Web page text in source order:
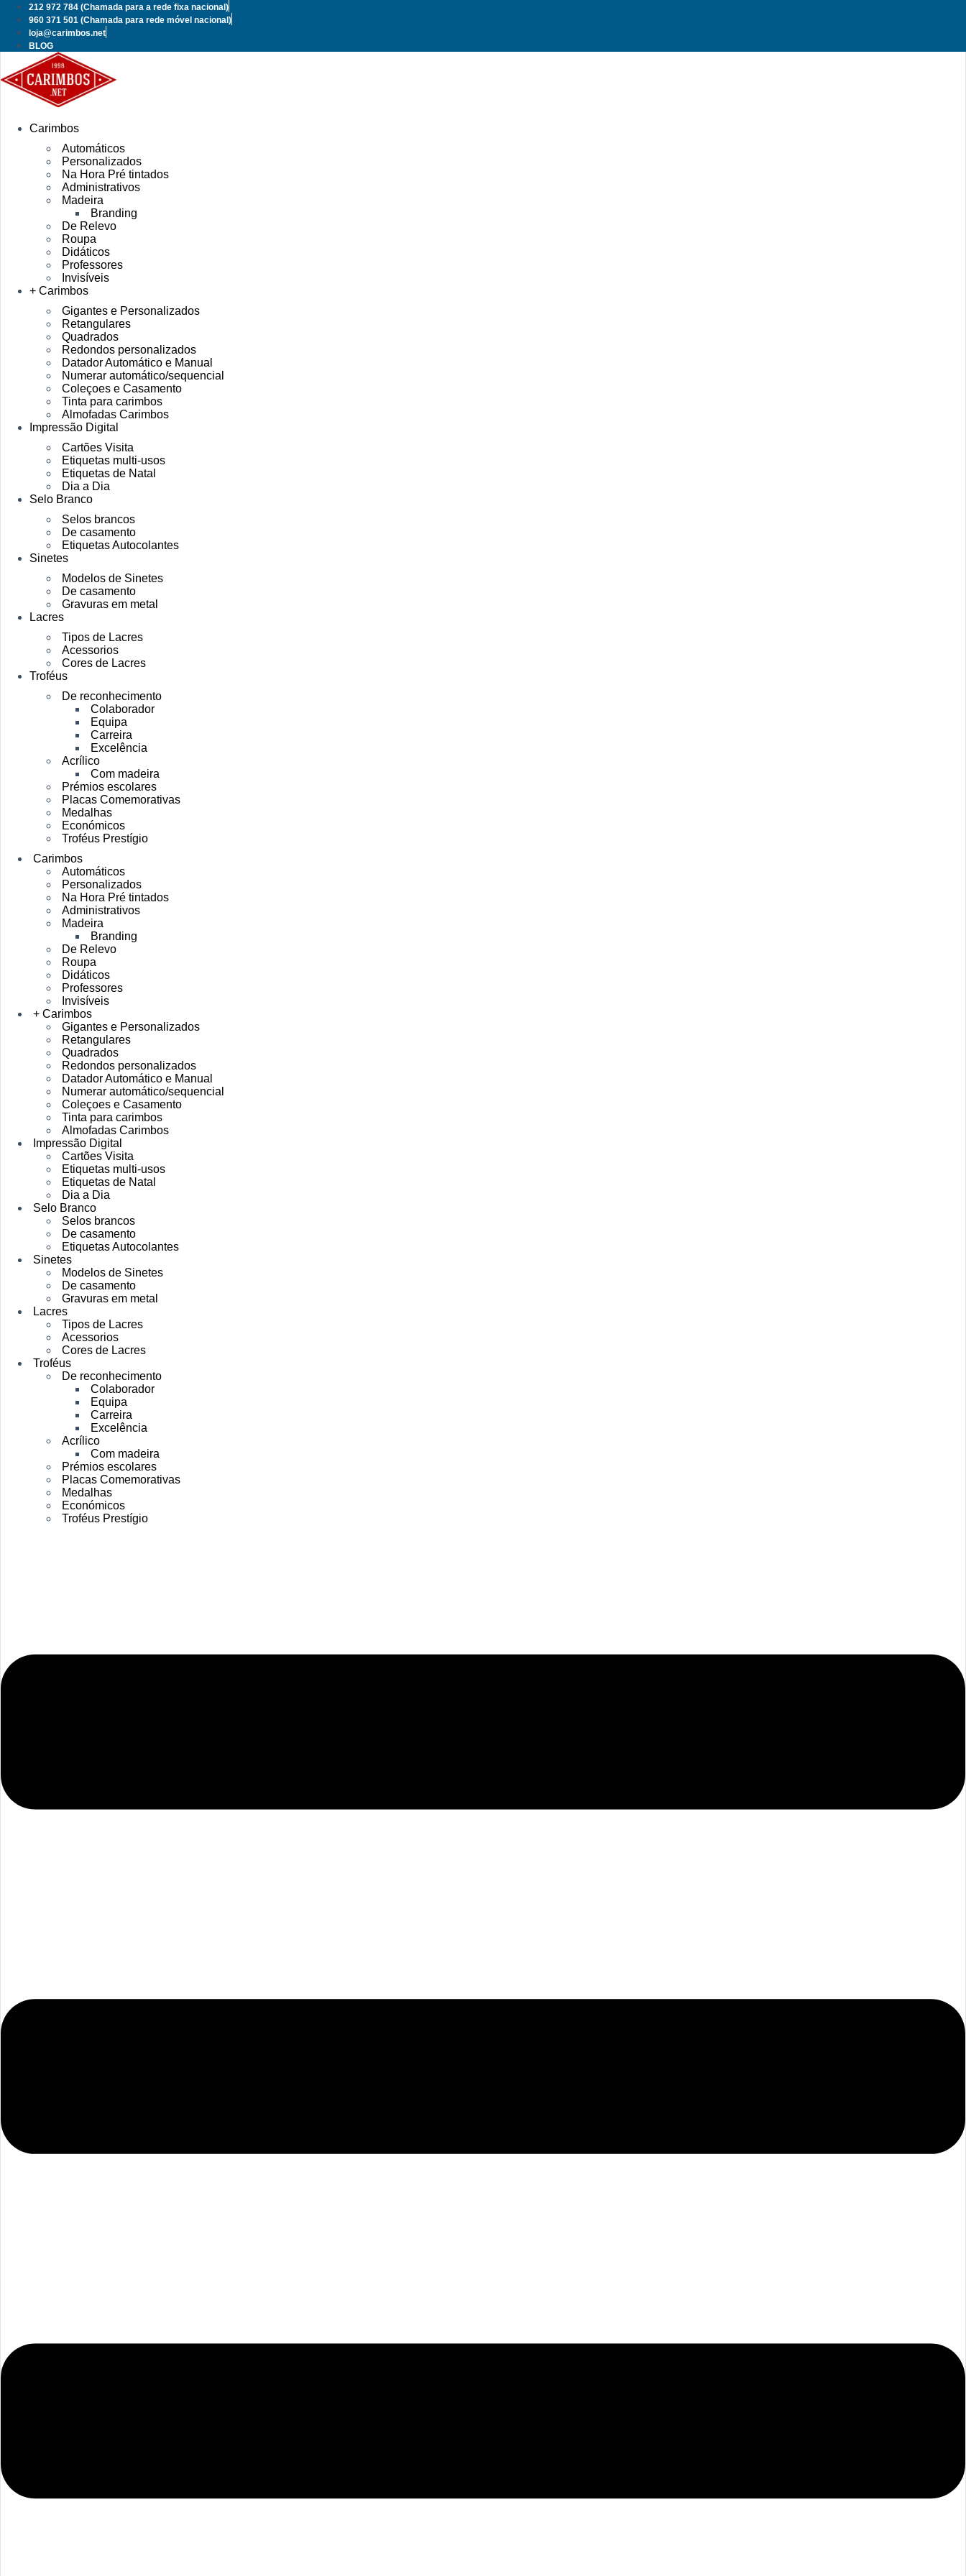
Pular
para
conteúdo
212 972 784 (Chamada para a rede fixa nacional)
960 371 501 (Chamada para rede móvel nacional)
loja@carimbos.net
BLOG
Carimbos
Automáticos
Personalizados
Na Hora Pré tintados
Administrativos
Madeira
Branding
De Relevo
Roupa
Didáticos
Professores
Invisíveis
+ Carimbos
Gigantes e Personalizados
Retangulares
Quadrados
Redondos personalizados
Datador Automático e Manual
Numerar automático/sequencial
Coleçoes e Casamento
Tinta para carimbos
Almofadas Carimbos
Impressão Digital
Cartões Visita
Etiquetas multi-usos
Etiquetas de Natal
Dia a Dia
Selo Branco
Selos brancos
De casamento
Etiquetas Autocolantes
Sinetes
Modelos de Sinetes
De casamento
Gravuras em metal
Lacres
Tipos de Lacres
Acessorios
Cores de Lacres
Troféus
De reconhecimento
Colaborador
Equipa
Carreira
Excelência
Acrílico
Com madeira
Prémios escolares
Placas Comemorativas
Medalhas
Económicos
Troféus Prestígio
Carimbos
Automáticos
Personalizados
Na Hora Pré tintados
Administrativos
Madeira
Branding
De Relevo
Roupa
Didáticos
Professores
Invisíveis
+ Carimbos
Gigantes e Personalizados
Retangulares
Quadrados
Redondos personalizados
Datador Automático e Manual
Numerar automático/sequencial
Coleçoes e Casamento
Tinta para carimbos
Almofadas Carimbos
Impressão Digital
Cartões Visita
Etiquetas multi-usos
Etiquetas de Natal
Dia a Dia
Selo Branco
Selos brancos
De casamento
Etiquetas Autocolantes
Sinetes
Modelos de Sinetes
De casamento
Gravuras em metal
Lacres
Tipos de Lacres
Acessorios
Cores de Lacres
Troféus
De reconhecimento
Colaborador
Equipa
Carreira
Excelência
Acrílico
Com madeira
Prémios escolares
Placas Comemorativas
Medalhas
Económicos
Troféus Prestígio